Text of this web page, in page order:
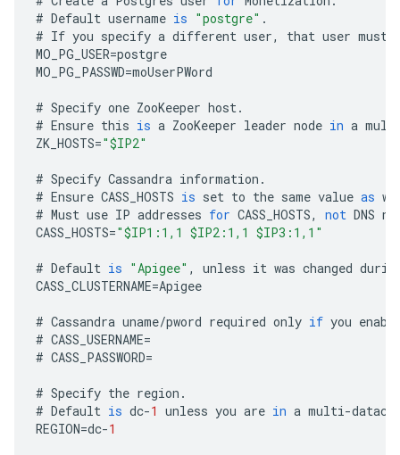
# Default username is "postgre" .
# If you specify a different user, that user must
MO_PG_USER=postgre
MO_PG_PASSWD=moUserPWord
# Specify one ZooKeeper host.
# Ensure this is a ZooKeeper leader node in a
ZK_HOSTS="$IP2"
# Specify Cassandra information .
# Ensure CASS_HOSTS is set to the same value as
# Must use IP addresses for CASS_HOSTS, not DNS
CASS_HOSTS="$IP1:1,1 $IP2:1,1 $IP3:1,1"
# Default is "Apigee" , unless it was changed
CASS_CLUSTERNAME=Apigee
# Cassandra uname/pword required only if you
# CASS_USERNAME=
# CASS_PASSWORD=
# Specify the region .
# Default is dc-1 unless you are in a multi-
REGION=dc-1